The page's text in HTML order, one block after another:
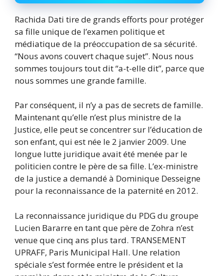
Rachida Dati tire de grands efforts pour protéger
sa fille unique de l’examen politique et
médiatique de la préoccupation de sa sécurité.
“Nous avons couvert chaque sujet”. Nous nous
sommes toujours tout dit “a-t-elle dit”, parce que
nous sommes une grande famille.
Par conséquent, il n’y a pas de secrets de famille.
Maintenant qu’elle n’est plus ministre de la
Justice, elle peut se concentrer sur l’éducation de
son enfant, qui est née le 2 janvier 2009. Une
longue lutte juridique avait été menée par le
politicien contre le père de sa fille. L’ex-ministre
de la justice a demandé à Dominique Desseigne
pour la reconnaissance de la paternité en 2012.
La reconnaissance juridique du PDG du groupe
Lucien Bararre en tant que père de Zohra n’est
venue que cinq ans plus tard. TRANSEMENT
UPRAFF, Paris Municipal Hall. Une relation
spéciale s’est formée entre le président et la